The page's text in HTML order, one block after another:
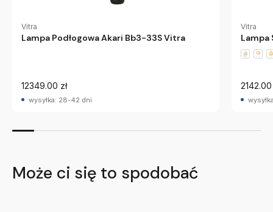
Vitra
Lampa Podłogowa Akari Bb3-33S Vitra
12349.00 zł
wysyłka: 28-42 dni
Vitra
Lampa
2142.00
Może ci się to spodobać